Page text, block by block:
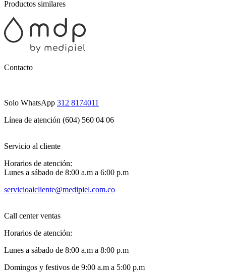
Productos similares
Contacto
Solo WhatsApp 312 8174011
Línea de atención (604) 560 04 06
Servicio al cliente
Horarios de atención:
Lunes a sábado de 8:00 a.m a 6:00 p.m
servicioalcliente@medipiel.com.co
Call center ventas
Horarios de atención:
Lunes a sábado de 8:00 a.m a 8:00 p.m
Domingos y festivos de 9:00 a.m a 5:00 p.m